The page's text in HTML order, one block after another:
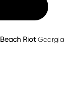
Beach RiotGeorgia